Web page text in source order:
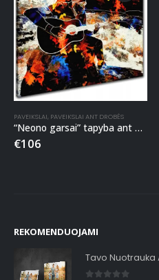
PAVEIKSLAI, PAVEIKSLAI ANT DROBĖS
“Neono garsai” tapyba ant drobės
€106
REKOMENDUOJAMI
Tavo Nuotrauka